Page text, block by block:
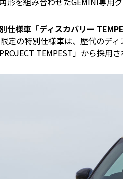
別仕様車「ディスカバリー
定の特別仕様車は、歴代のデ
TEMPEST」から採用さ